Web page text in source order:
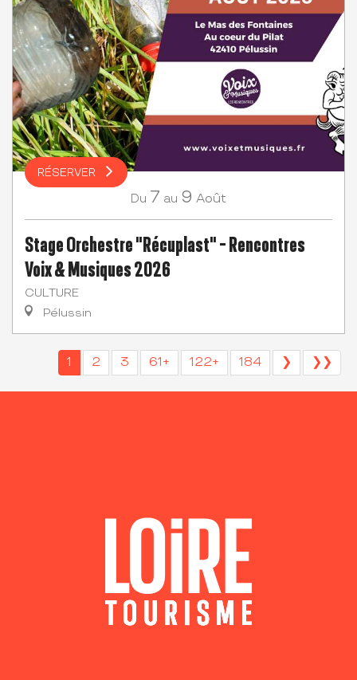
RÉSERVER
Du 7 au 9 Août
Stage Orchestre "Récuplast" - Rencontres
Voix & Musiques 2026
CULTURE
Pélussin
1 2 3 61+ 122+ 184 ❯ ❯❯